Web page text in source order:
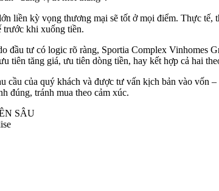
liền kỳ vọng thương mại sẽ tốt ở mọi điểm. Thực
trước khi xuống tiền.
đầu tư có logic rõ ràng, Sportia Complex Vinhomes
tiên tăng giá, ưu tiên dòng tiền, hay kết hợp cả hai
cầu của quý khách và được tư vấn kịch bản vào
đúng, tránh mua theo cảm xúc.
SÂU